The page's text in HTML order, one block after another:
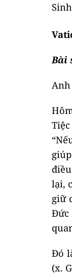
Bài
lại,
giữ
Đức
Đó
(x.